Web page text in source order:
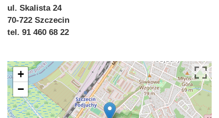
ul. Skalista 24
70-722 Szczecin
tel. 91 460 68 22
+
−